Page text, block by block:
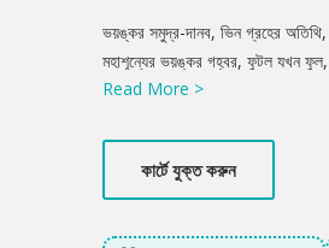
Summery
ভয়ঙ্কর সমুদ্র-দানব, ভিন গ্রহের
মহাশূন্যের ভয়ঙ্কর গহ্বর, ফুটল যখন
চাঁদের প্রাণি - দারুন ৮টি গল্প সংকলন।
বহু বিচিত্র রচনা সম্ভারে সমৃদ্ধ করেছেন
Read More >
কার্টে যুক্ত করুন